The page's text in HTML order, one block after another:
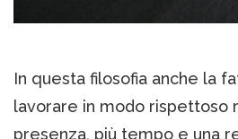
In questa filosofia anche la
lavorare in modo rispettoso
presenza, più tempo e una